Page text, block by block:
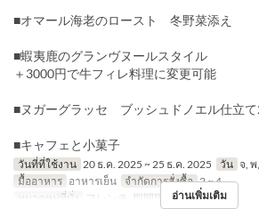
■オマール海老のロースト 冬野菜添え
■蝦夷鹿のグランヴヌールスタイル
＋3000円で牛フィレ料理に変更可能
■ヌガーグラッセ ブッシュドノエル仕立
■キャフェと小菓子
วันที่ที่ใช้งาน 20 ธ.ค. 2025 ~ 25 ธ.ค. 2025 วัน จ, พ
มื้ออาหาร อาหารเย็น จำกัดการสั่งซื้อ 2 ~ 4
หมวดหมู่ที่นั่ง
フレンチ, 期間限定อ่านเพิ่มเติม